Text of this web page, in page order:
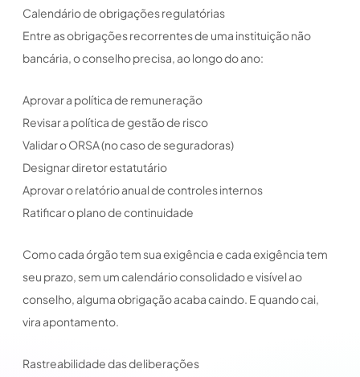
Calendário de obrigações regulatórias
Entre as obrigações recorrentes de uma instituição não
bancária, o conselho precisa, ao longo do ano:
Aprovar a política de remuneração
Revisar a política de gestão de risco
Validar o ORSA (no caso de seguradoras)
Designar diretor estatutário
Aprovar o relatório anual de controles internos
Ratificar o plano de continuidade
Como cada órgão tem sua exigência e cada exigência tem
seu prazo, sem um calendário consolidado e visível ao
conselho, alguma obrigação acaba caindo. E quando cai,
vira apontamento.
Rastreabilidade das deliberações